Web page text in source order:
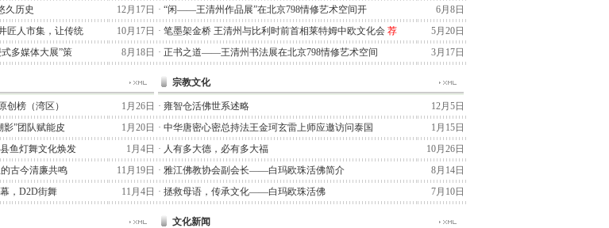
久历史
12月17日
匠人市集，让传统
10月17日
多媒体大展”策 8月18日
· “闲——王清州作品展”在北京798情修艺术空间开
6月8日
· 笔墨架金桥 王清州与比利时前首相莱特姆中欧文化会 荐
5月20日
· 正书之道——王清州书法展在北京798情修艺术空间 3月17日
创榜（湾区）
1月26日
”团队赋能皮
1月20日
鱼灯舞文化焕发
1月4日
的古今清廉共鸣
11月19日
，D2D街舞 11月4日
宗教文化
· 雍智仓活佛世系述略
12月5日
· 中华唐密心密总持法王金珂玄雷上师应邀访问泰国
1月15日
· 人有多大德，必有多大福
10月26日
· 雅江佛教协会副会长——白玛欧珠活佛简介
8月14日
· 拯救母语，传承文化——白玛欧珠活佛 7月10日
文化新闻